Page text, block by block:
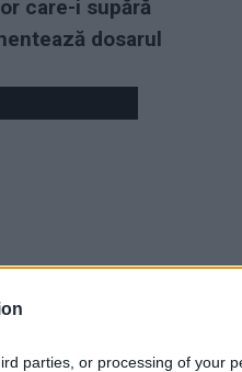
parties, or processing of your
care-i supără
dosarul